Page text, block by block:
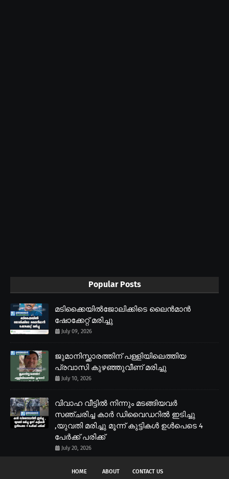
Popular Posts
മടിക്കൈയിൽജോലിക്കിടെ ലൈൻമാൻ
ഷോക്കേറ്റ് മരിച്ചു
July 09, 2026
ജുമാനിസ്ക്കാരത്തിന് പള്ളിയിലെത്തിയ
പ്രവാസി കുഴഞ്ഞുവീണ് മരിച്ചു
July 10, 2026
വിവാഹ വീട്ടിൽ നിന്നും മടങ്ങിയവർ
സഞ്ചരിച്ച കാർ ഡിവൈഡറിൽ ഇടിച്ചു
,യുവതി മരിച്ചു മൂന്ന് കുട്ടികൾ ഉൾപെടെ 4
പേർക്ക് പരിക്ക്
July 20, 2026
HOME ABOUT CONTACT US